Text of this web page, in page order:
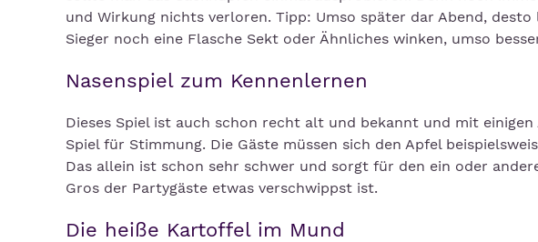
und Wirkung nichts verloren. Tipp: Umso später dar Abend,
Sieger noch eine Flasche Sekt oder Ähnliches winken, umso
Nasenspiel zum Kennenlernen
Dieses Spiel ist auch schon recht alt und bekannt und mit
Spiel für Stimmung. Die Gäste müssen sich den Apfel
Das allein ist schon sehr schwer und sorgt für den ein oder
Gros der Partygäste etwas verschwippst ist.
Die heiße Kartoffel im Mund